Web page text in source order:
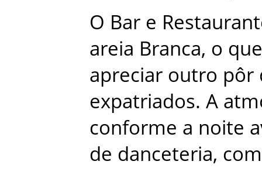
O Bar e
areia Branca, o que
apreciar outro pôr
expatriados. A
conforme a noite
de danceteria, com